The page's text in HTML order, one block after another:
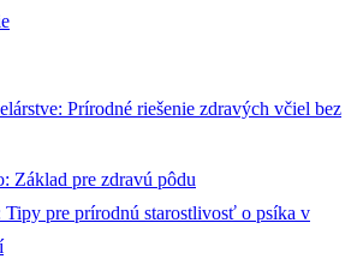
Prírodné riešenie zdravých včiel bez
Základ pre zdravú pôdu
Tipy pre prírodnú starostlivosť o psíka v